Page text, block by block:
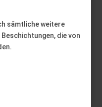
sämtliche weitere
die von